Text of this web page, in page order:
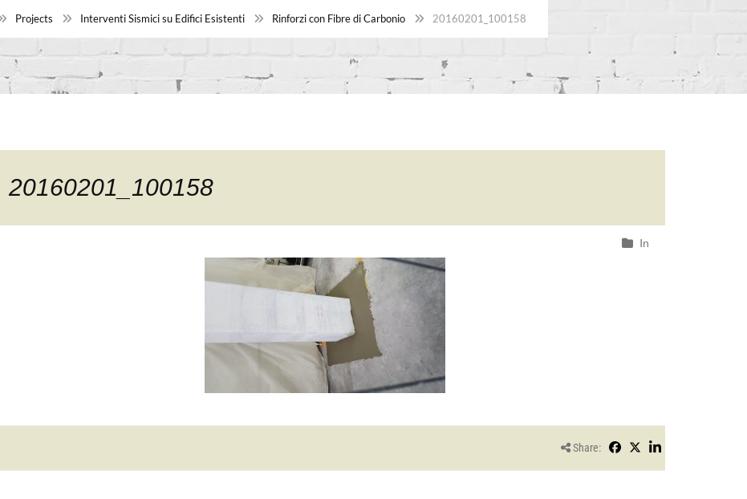
Projects Interventi Sismici su Edifici Esistenti Rinforzi con Fibre di Carbonio 20160201_100158
20160201_100158
In
Share: